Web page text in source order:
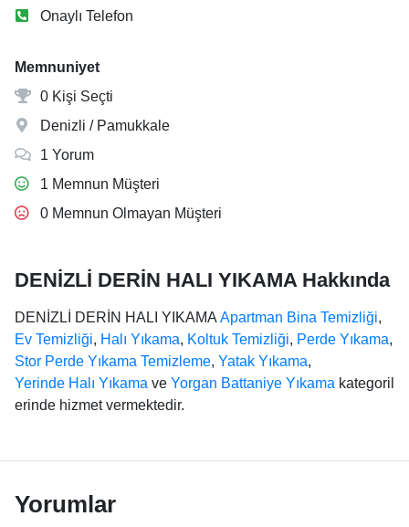
Onaylı Telefon
Memnuniyet
0 Kişi Seçti
Denizli / Pamukkale
1 Yorum
1 Memnun Müşteri
0 Memnun Olmayan Müşteri
DENİZLİ DERİN HALI YIKAMA Hakkında
DENİZLİ DERİN HALI YIKAMA Apartman Bina Temizliği,
Ev Temizliği, Halı Yıkama, Koltuk Temizliği, Perde Yıkama,
Stor Perde Yıkama Temizleme, Yatak Yıkama,
Yerinde Halı Yıkama ve Yorgan Battaniye Yıkama kategoril
erinde hizmet vermektedir.
Yorumlar